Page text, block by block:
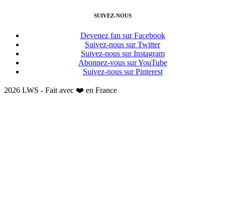
SUIVEZ-NOUS
Devenez fan sur Facebook
Suivez-nous sur Twitter
Suivez-nous sur Instagram
Abonnez-vous sur YouTube
Suivez-nous sur Pinterest
2026 LWS - Fait avec ❤️ en France